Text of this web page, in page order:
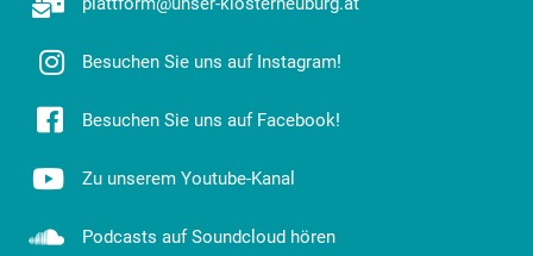
Besuchen Sie uns auf Instagram!
Besuchen Sie uns auf Facebook!
Zu unserem Youtube-Kanal
Podcasts auf Soundcloud hören